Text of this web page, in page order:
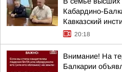
Кабардино-
Кавказский
20:18
Внимание! На
Балкарии